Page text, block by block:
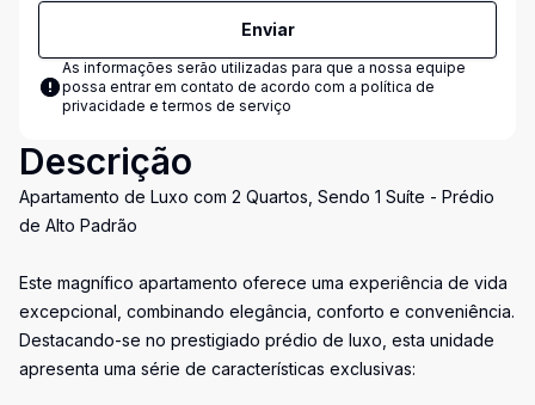
Enviar
As informações serão utilizadas para que a nossa equipe
possa entrar em contato de acordo com a política de
privacidade e termos de serviço
Descrição
Apartamento de Luxo com 2 Quartos, Sendo 1 Suíte - Prédio
de Alto Padrão
Este magnífico apartamento oferece uma experiência de vida
excepcional, combinando elegância, conforto e conveniência.
Destacando-se no prestigiado prédio de luxo, esta unidade
apresenta uma série de características exclusivas: